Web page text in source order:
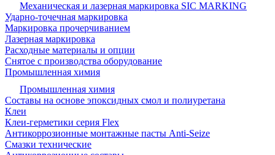
Механическая и лазерная маркировка SIC MARKING
Ударно-точечная маркировка
Маркировка прочерчиванием
Лазерная маркировка
Расходные материалы и опции
Снятое с производства оборудование
Промышленная химия
Промышленная химия
Составы на основе эпоксидных смол и полиуретана
Клеи
Клеи-герметики серия Flex
Антикоррозионные монтажные пасты Anti-Seize
Смазки технические